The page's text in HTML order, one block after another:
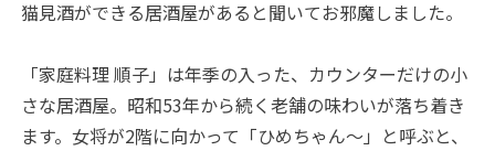
猫見酒ができる居酒屋があると聞いてお邪魔しました。
「家庭料理 順子」は年季の入った、カウンターだけの小
さな居酒屋。昭和53年から続く老舗の味わいが落ち着き
ます。女将が2階に向かって「ひめちゃん～」と呼ぶと、